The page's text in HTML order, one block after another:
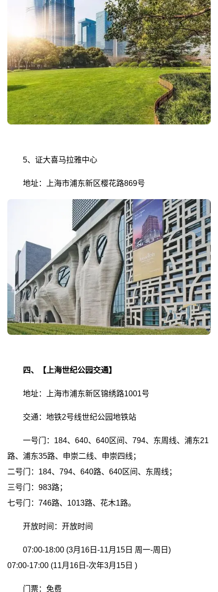
5、证大喜马拉雅中心
地址：上海市浦东新区樱花路869号
四、【上海世纪公园交通】
地址：上海市浦东新区锦绣路1001号
交通：地铁2号线世纪公园地铁站
一号门：184、640、640区间、794、东周线、浦东21
路、浦东35路、申崇二线、申崇四线；
二号门：184、794、640路、640区间、东周线；
三号门：983路；
七号门：746路、1013路、花木1路。
开放时间：开放时间
07:00-18:00 (3月16日-11月15日 周一-周日)
07:00-17:00 (11月16日-次年3月15日 )
门票：免费